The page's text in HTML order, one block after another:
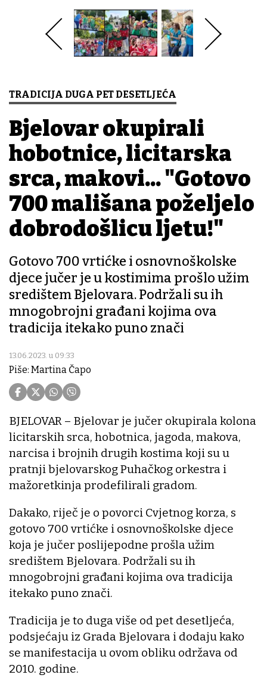
TRADICIJA DUGA PET DESETLJEĆA
Bjelovar okupirali
hobotnice, licitarska
srca, makovi... "Gotovo
700 mališana poželjelo
dobrodošlicu ljetu!"
Gotovo 700 vrtićke i osnovnoškolske
djece jučer je u kostimima prošlo užim
središtem Bjelovara. Podržali su ih
mnogobrojni građani kojima ova
tradicija itekako puno znači
13.06.2023. u 09:33
Piše: Martina Čapo
BJELOVAR – Bjelovar je jučer okupirala kolona
licitarskih srca, hobotnica, jagoda, makova,
narcisa i brojnih drugih kostima koji su u
pratnji bjelovarskog Puhačkog orkestra i
mažoretkinja prodefilirali gradom.
Dakako, riječ je o povorci Cvjetnog korza, s
gotovo 700 vrtićke i osnovnoškolske djece
koja je jučer poslijepodne prošla užim
središtem Bjelovara. Podržali su ih
mnogobrojni građani kojima ova tradicija
itekako puno znači.
Tradicija je to duga više od pet desetljeća,
podsjećaju iz Grada Bjelovara i dodaju kako
se manifestacija u ovom obliku održava od
2010. godine.